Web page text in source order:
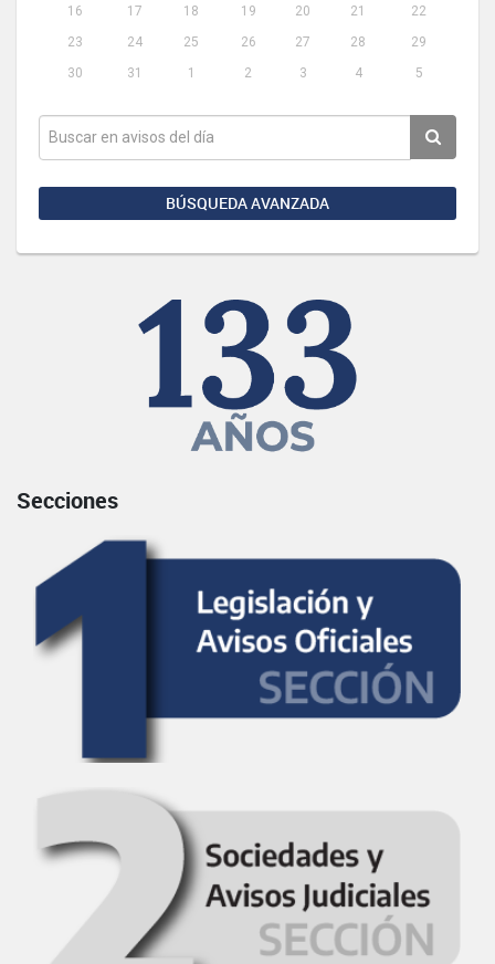
16
17 18 19 20 21
22
23
24 25 26 27 28
29
30
31 1 2 3 4 5
BÚSQUEDA AVANZADA
Secciones